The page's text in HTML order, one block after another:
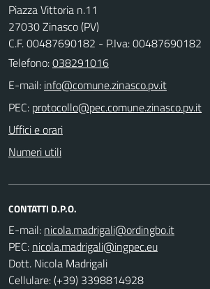
Piazza Vittoria n.11
27030 Zinasco (PV)
C.F. 00487690182 - P.Iva: 00487690182
Telefono:038291016
E-mail:
PEC:
Uffici e orari
Numeri utili
CONTATTI D.P.O.
E-mail:
PEC:
Dott. Nicola Madrigali
Cellulare: (+39) 3398814928